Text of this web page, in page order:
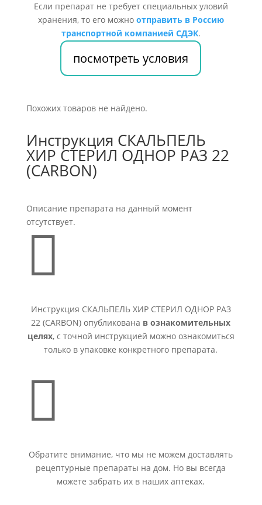
Если препарат не требует специальных уловий
хранения, то его можно отправить в Россию
транспортной компанией СДЭК.
посмотреть условия
Похожих товаров не найдено.
Инструкция СКАЛЬПЕЛЬ
ХИР СТЕРИЛ ОДНОР РАЗ 22
(CARBON)
Описание препарата на данный момент
отсутствует.

Инструкция СКАЛЬПЕЛЬ ХИР СТЕРИЛ ОДНОР РАЗ
22 (CARBON) опубликована в ознакомительных
целях, с точной инструкцией можно ознакомиться
только в упаковке конкретного препарата.

Обратите внимание, что мы не можем доставлять
рецептурные препараты на дом. Но вы всегда
можете забрать их в наших аптеках.